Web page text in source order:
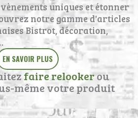
uniques et étonner
notre gamme d'articles
Bistrot, décoration,
EN SAVOIR PLUS
faire relookerou
même votre produit